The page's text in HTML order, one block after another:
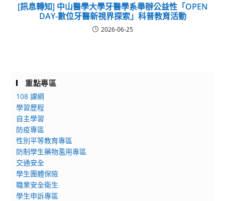
[訊息轉知] 中山醫學大學牙醫學系舉辦公益性「OPEN
DAY-數位牙醫新視界探索」科普教育活動
2026-06-25
重點專區
108 課綱
學習歷程
自主學習
防疫專區
性別平等教育專區
防制學生藥物濫用專區
交通安全
學生團體保險
職業安全衛生
學生申訴專區